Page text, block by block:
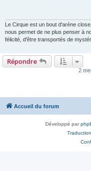
Le Cirque est un bout d'arène
nous permet de ne plus penser à
félicité, d'être transportés de
Répondre
2
Accueil du forum
Développé par